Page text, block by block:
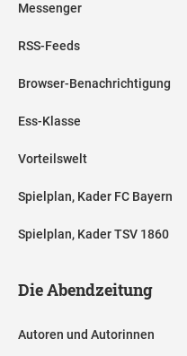
Messenger
RSS-Feeds
Browser-Benachrichtigung
Ess-Klasse
Vorteilswelt
Spielplan, Kader FC Bayern
Spielplan, Kader TSV 1860
Die Abendzeitung
Autoren und Autorinnen